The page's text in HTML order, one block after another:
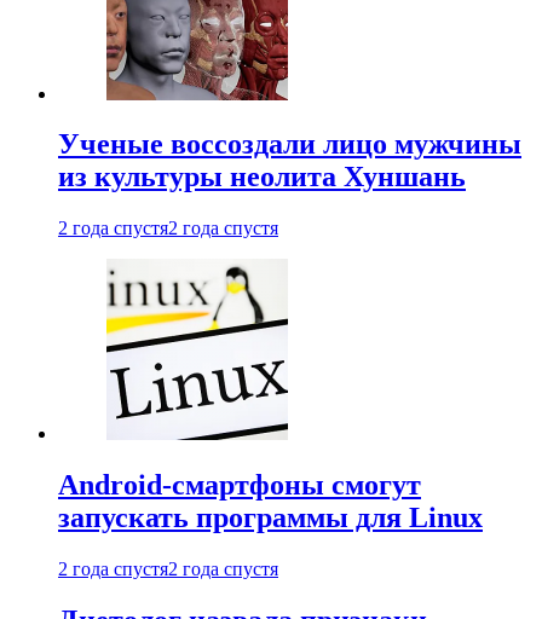
Ученые воссоздали лицо мужчины
из культуры неолита Хуншань
2 года спустя2 года спустя
Android-смартфоны смогут
запускать программы для Linux
2 года спустя2 года спустя